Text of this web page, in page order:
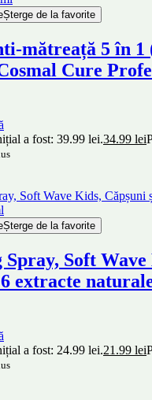
Șterge de la favorite
mătreață 5 în 1
Cure
a fost: 39.99 lei.34.99 lei
Șterge de la favorite
Spray, Soft Wave
extracte
a fost: 24.99 lei.21.99 lei